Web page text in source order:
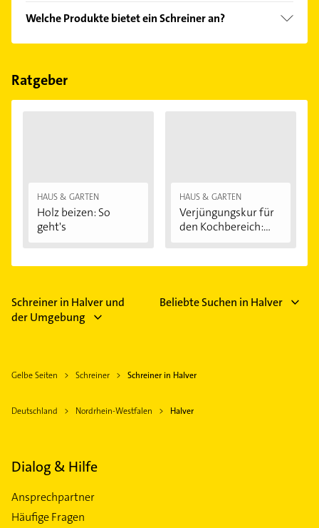
Sonderanfertigungen und Innenausbau.
Welche Produkte bietet ein Schreiner an?
Das Angebot umfasst unter anderem Holzprodukte.
Ratgeber
HAUS & GARTEN
Holz beizen: So
geht's
HAUS & GARTEN
Verjüngungskur für
den Kochbereich:...
Schreiner in Halver und
der Umgebung
Beliebte Suchen in Halver
Gelbe Seiten Schreiner Schreiner in Halver
Deutschland Nordrhein-Westfalen Halver
Dialog & Hilfe
Ansprechpartner
Häufige Fragen